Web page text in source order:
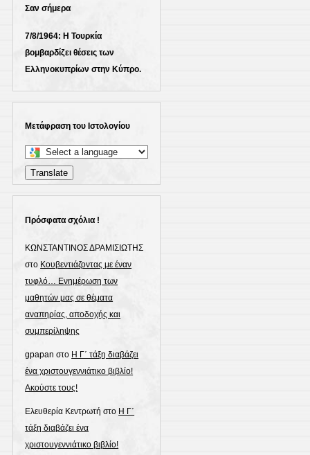
Σαν σήμερα
7/8/1964: Η Τουρκία
βομβαρδίζει θέσεις των
Ελληνοκυπρίων στην Κύπρο.
Μετάφραση του Ιστολογίου
Select
a
language
translate
page
Translate
Πρόσφατα σχόλια !
ΚΩΝΣΤΑΝΤΙΝΟΣ ΔΡΑΜΙΣΙΩΤΗΣ
στο Κουβεντιάζοντας με έναν
τυφλό… Ενημέρωση των
μαθητών μας σε θέματα
αναπηρίας, αποδοχής και
συμπερίληψης
gpapan στο Η Γ΄ τάξη διαβάζει
ένα χριστουγεννιάτικο βιβλίο!
Ακούστε τους!
Ελευθερία Κεντρωτή στο Η Γ΄
τάξη διαβάζει ένα
χριστουγεννιάτικο βιβλίο!